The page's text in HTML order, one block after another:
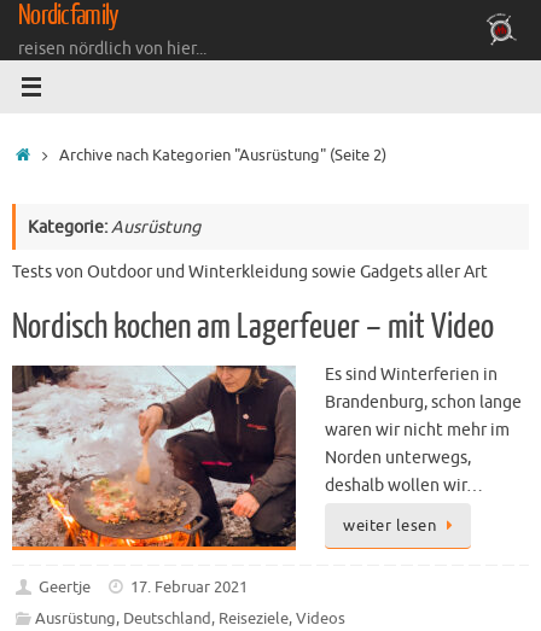
Zum
Inhalt
springen
Nordicfamily
reisen nördlich von hier...
Startseite
Archive nach Kategorien "Ausrüstung" (Seite 2)
Kategorie:Ausrüstung
Tests von Outdoor und Winterkleidung sowie Gadgets aller Art
Nordisch kochen am Lagerfeuer – mit Video
Es sind Winterferien in
Brandenburg, schon lange
waren wir nicht mehr im
Norden unterwegs,
deshalb wollen wir…
weiter lesen
Geertje
17. Februar 2021
Ausrüstung, Deutschland, Reiseziele,Videos